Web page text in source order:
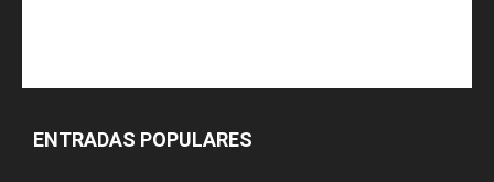
ENTRADAS POPULARES